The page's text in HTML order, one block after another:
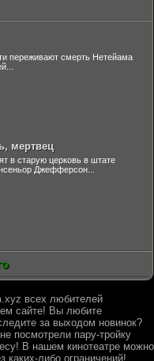
переживают смерть Нетейама
мертвец
в старую церковь в штате
Джефферсон...
всех любителей
сайте! Вы любите
за выходом новинок?
посмотрели пару-тройку
В нашем кинотеатре можно
либо ограничений!